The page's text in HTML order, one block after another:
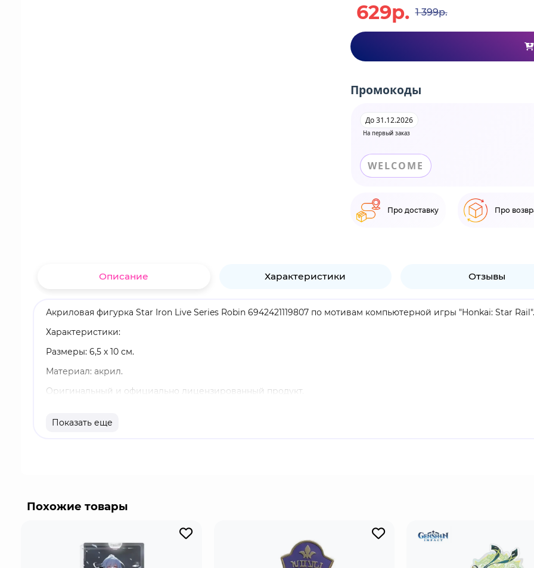
629р. 1 399р.
Промокоды
На первый заказ
До 31.12.2026
WELCOME
Про доставку Про
Описание Характеристики Отзывы
Акриловая фигурка Star Iron Live Series Robin 6942421119807 по мотивам компьютерной игры "Honkai: Star Rail".
Характеристики:
Размеры: 6,5 х 10 см.
Материал: акрил.
Оригинальный и официально лицензированный продукт.
Робин - галовианская певица, родившаяся в Пенаконе и добившаяся космической славы. Элегантная и
Показать еще
Похожие товары